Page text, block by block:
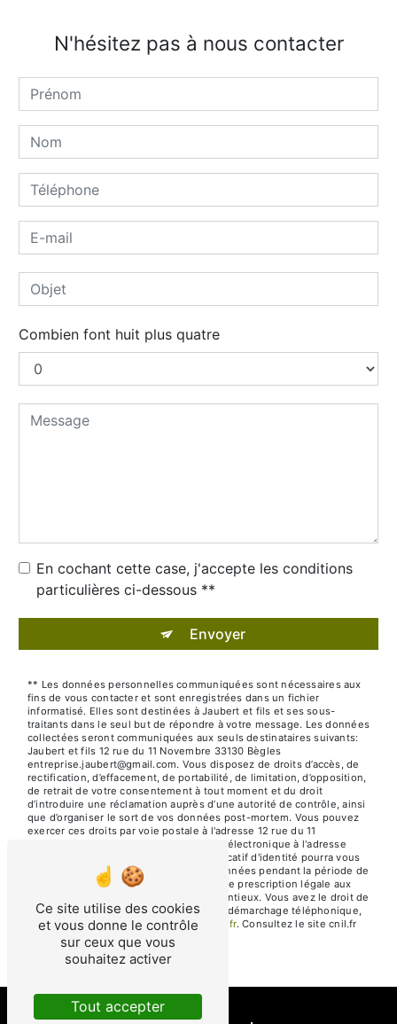
N'hésitez pas à nous contacter
Combien font huit plus quatre
En cochant cette case, j'accepte les conditions
particulières ci-dessous **
Envoyer
** Les données personnelles communiquées sont nécessaires aux
fins de vous contacter et sont enregistrées dans un fichier
informatisé. Elles sont destinées à Jaubert et fils et ses sous-
traitants dans le seul but de répondre à votre message. Les données
collectées seront communiquées aux seuls destinataires suivants:
Jaubert et fils 12 rue du 11 Novembre 33130 Bègles
entreprise.jaubert@gmail.com. Vous disposez de droits d’accès, de
rectification, d’effacement, de portabilité, de limitation, d’opposition,
de retrait de votre consentement à tout moment et du droit
d’introduire une réclamation auprès d’une autorité de contrôle, ainsi
que d’organiser le sort de vos données post-mortem. Vous pouvez
exercer ces droits par voie postale à l'adresse 12 rue du 11
Novembre 33130 Bègles ou par courrier électronique à l'adresse
entreprise.jaubert@gmail.com. Un justificatif d'identité pourra vous
être demandé. Nous conservons vos données pendant la période de
prise de contact puis pendant la durée de prescription légale aux
fins probatoires et de gestion des contentieux. Vous avez le droit de
vous inscrire sur la liste d'opposition au démarchage téléphonique,
disponible à cette adresse:Bloctel.gouv.fr. Consultez le site cnil.fr
pour plus d’informations sur vos droits.
Ce site utilise des cookies
et vous donne le contrôle
sur ceux que vous
souhaitez activer
Tout accepter